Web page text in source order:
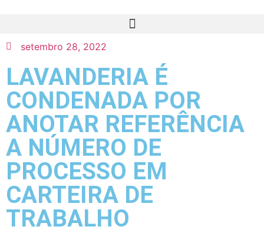
setembro 28, 2022
LAVANDERIA É
CONDENADA POR
ANOTAR REFERÊNCIA
A NÚMERO DE
PROCESSO EM
CARTEIRA DE
TRABALHO